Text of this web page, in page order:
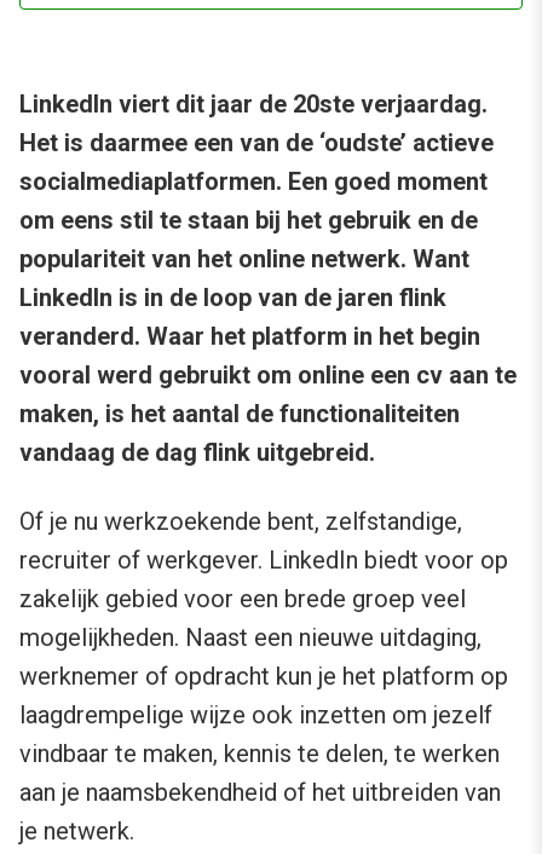
LinkedIn viert dit jaar de 20ste verjaardag.
Het is daarmee een van de ‘oudste’ actieve
socialmediaplatformen. Een goed moment
om eens stil te staan bij het gebruik en de
populariteit van het online netwerk. Want
LinkedIn is in de loop van de jaren flink
veranderd. Waar het platform in het begin
vooral werd gebruikt om online een cv aan te
maken, is het aantal de functionaliteiten
vandaag de dag flink uitgebreid.
Of je nu werkzoekende bent, zelfstandige,
recruiter of werkgever. LinkedIn biedt voor op
zakelijk gebied voor een brede groep veel
mogelijkheden. Naast een nieuwe uitdaging,
werknemer of opdracht kun je het platform op
laagdrempelige wijze ook inzetten om jezelf
vindbaar te maken, kennis te delen, te werken
aan je naamsbekendheid of het uitbreiden van
je netwerk.